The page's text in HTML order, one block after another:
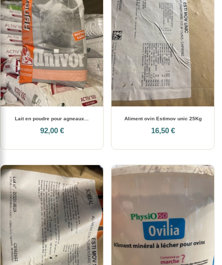
Lait en poudre pour agneaux...
92,00 €
Aliment ovin Estimov unic 25Kg
16,50 €